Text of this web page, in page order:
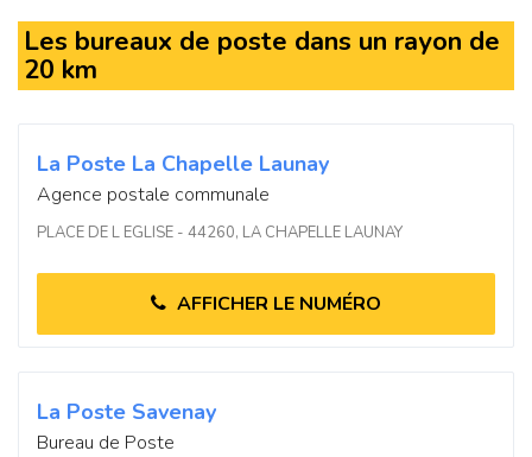
Les bureaux de poste dans un rayon de
20 km
La Poste La Chapelle Launay
Agence postale communale
PLACE DE L EGLISE - 44260, LA CHAPELLE LAUNAY
AFFICHER LE NUMÉRO
La Poste Savenay
Bureau de Poste